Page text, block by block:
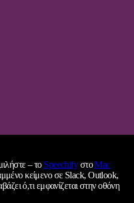
– το SpeechifyστοMac
κείμενο σε Slack, Outlook,
ό,τι εμφανίζεται στην οθόνη